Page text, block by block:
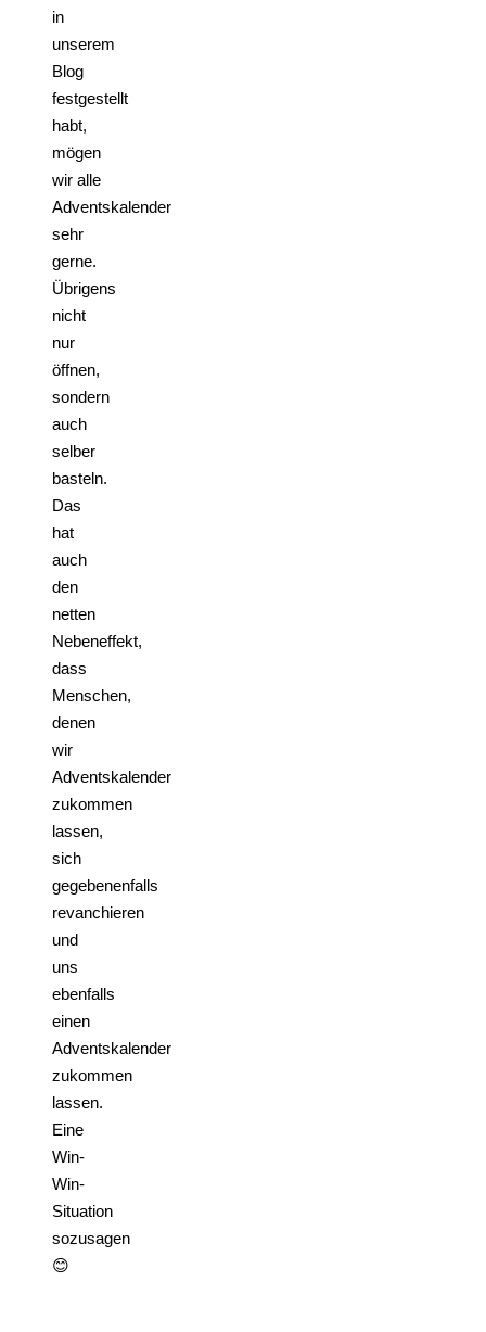
in
unserem
Blog
festgestellt
habt,
mögen
wir alle
Adventskalender
sehr
gerne.
Übrigens
nicht
nur
öffnen,
sondern
auch
selber
basteln.
Das
hat
auch
den
netten
Nebeneffekt,
dass
Menschen,
denen
wir
Adventskalender
zukommen
lassen,
sich
gegebenenfalls
revanchieren
und
uns
ebenfalls
einen
Adventskalender
zukommen
lassen.
Eine
Win-
Win-
Situation
sozusagen
😊